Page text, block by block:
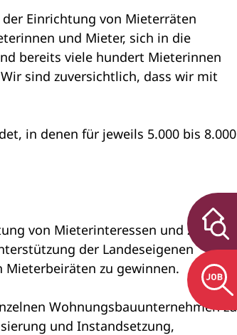
der Einrichtung von Mieterräten
und Mieter, sich in die
bereits viele hundert Mieterinnen
sind zuversichtlich, dass wir mit
in denen für jeweils 5.000 bis 8.000
von Mieterinteressen und zur
der Landeseigenen
zu gewinnen.
Wohnungsbauunternehmen zu
und Instandsetzung,